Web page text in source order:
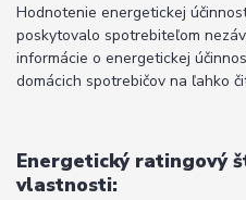
Hodnotenie energetickej
poskytovalo spotrebiteľom
informácie o energetickej
domácich spotrebičov na ľahko
Energetický ratingový
vlastnosti: